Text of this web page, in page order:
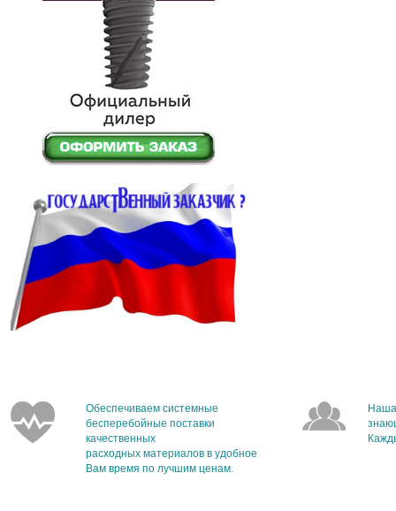
Обеспечиваем системные
бесперебойные поставки
качественных
расходных материалов в удобное
Вам время по лучшим ценам.